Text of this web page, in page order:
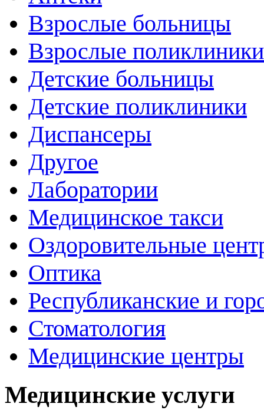
Взрослые больницы
Взрослые поликлиники
Детские больницы
Детские поликлиники
Диспансеры
Другое
Лаборатории
Медицинское такси
Оздоровительные
Оптика
Республиканские и
Стоматология
Медицинские центры
Медицинские услуги